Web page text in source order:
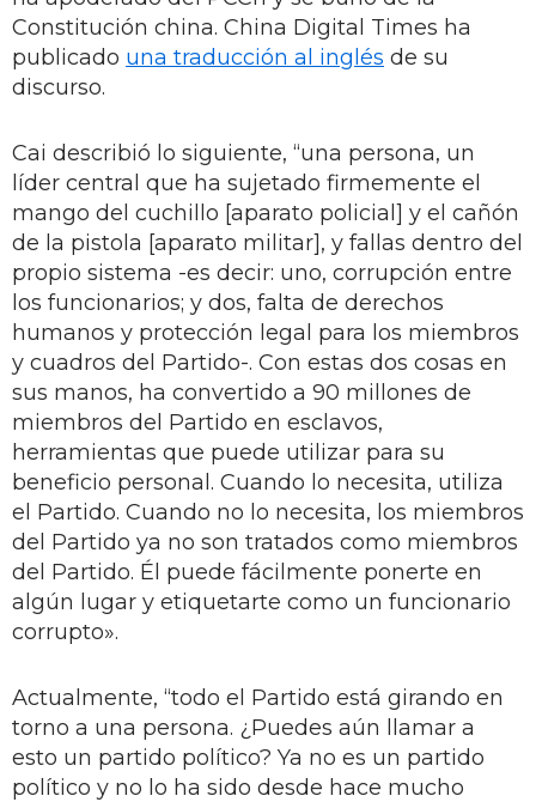
Constitución china. China Digital Times ha
publicado una traducción al inglés de su
discurso.
Cai describió lo siguiente, “una persona, un
líder central que ha sujetado firmemente el
mango del cuchillo [aparato policial] y el cañón
de la pistola [aparato militar], y fallas dentro del
propio sistema -es decir: uno, corrupción entre
los funcionarios; y dos, falta de derechos
humanos y protección legal para los miembros
y cuadros del Partido-. Con estas dos cosas en
sus manos, ha convertido a 90 millones de
miembros del Partido en esclavos,
herramientas que puede utilizar para su
beneficio personal. Cuando lo necesita, utiliza
el Partido. Cuando no lo necesita, los miembros
del Partido ya no son tratados como miembros
del Partido. Él puede fácilmente ponerte en
algún lugar y etiquetarte como un funcionario
corrupto».
Actualmente, “todo el Partido está girando en
torno a una persona. ¿Puedes aún llamar a
esto un partido político? Ya no es un partido
político y no lo ha sido desde hace mucho